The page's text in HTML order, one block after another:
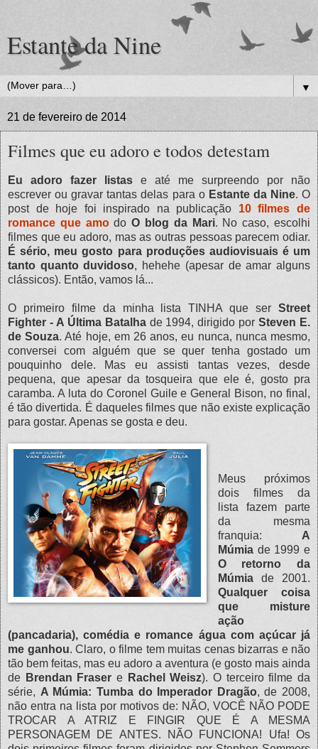
Estante da Nine
▼
21 de fevereiro de 2014
Filmes que eu adoro e todos detestam
Eu adoro fazer listas e até me surpreendo por não
escrever ou gravar tantas delas para o Estante da Nine. O
post de hoje foi inspirado na publicação 10 filmes de
romance que amodoO blog da Mari. No caso, escolhi
filmes que eu adoro, mas as outras pessoas parecem odiar.
É sério, meu gosto para produções audiovisuais é um
tanto quanto duvidoso, hehehe (apesar de amar alguns
clássicos). Então, vamos lá...
O primeiro filme da minha lista TINHA que ser Street
Fighter - A Última Batalhade 1994, dirigido porSteven E.
de Souza. Até hoje, em 26 anos, eu nunca, nunca mesmo,
conversei com alguém que se quer tenha gostado um
pouquinho dele. Mas eu assisti tantas vezes, desde
pequena, que apesar da tosqueira que ele é, gosto pra
caramba. A luta do Coronel Guile e General Bison, no final,
é tão divertida. É daqueles filmes que não existe explicação
para gostar. Apenas se gosta e deu.
Meus próximos
dois filmes da
lista fazem parte
da mesma
franquia: A
Múmiade 1999 e
O retorno da
Múmiade 2001.
Qualquer coisa
que misture
ação
(pancadaria), comédia e romance água com açúcar já
me ganhou. Claro, o filme tem muitas cenas bizarras e não
tão bem feitas, mas eu adoro a aventura (e gosto mais ainda
de Brendan Fraser e Rachel Weisz). O terceiro filme da
série, A Múmia: Tumba do Imperador Dragão, de 2008,
não entra na lista por motivos de: NÃO, VOCÊ NÃO PODE
TROCAR A ATRIZ E FINGIR QUE É A MESMA
PERSONAGEM DE ANTES. NÃO FUNCIONA! Ufa! Os